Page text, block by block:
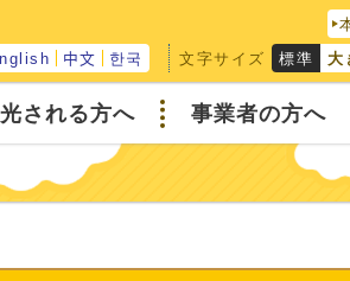
中文 한국 文字サイズ 標準 大
される方へ 事業者の方へ